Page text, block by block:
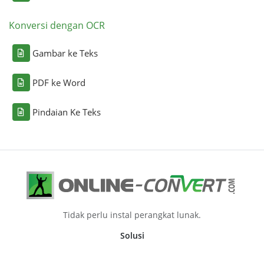
Konversi dengan OCR
Gambar ke Teks
PDF ke Word
Pindaian Ke Teks
Tidak perlu instal perangkat lunak.
Solusi